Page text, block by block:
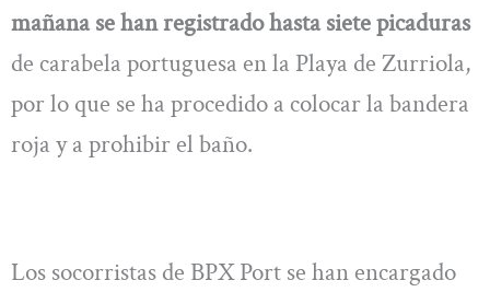
mañana se han registrado hasta siete picaduras
de carabela portuguesa en la Playa de Zurriola,
por lo que se ha procedido a colocar la bandera
roja y a prohibir el baño.
Los socorristas de BPX Port se han encargado